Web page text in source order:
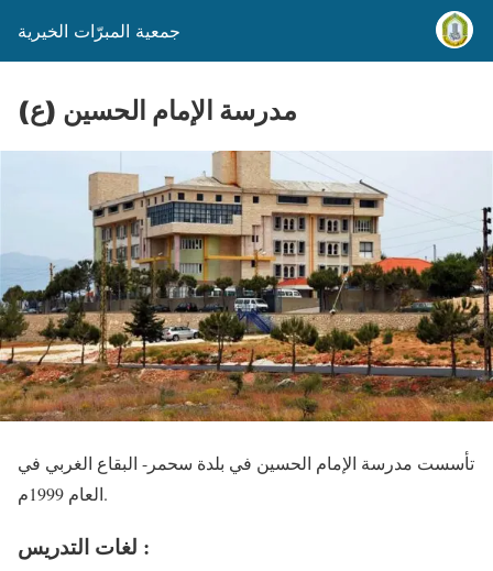
جمعية المبرّات الخيرية
مدرسة الإمام الحسين (ع)
تأسست مدرسة الإمام الحسين في بلدة سحمر- البقاع الغربي في
العام 1999م.
لغات التدريس :